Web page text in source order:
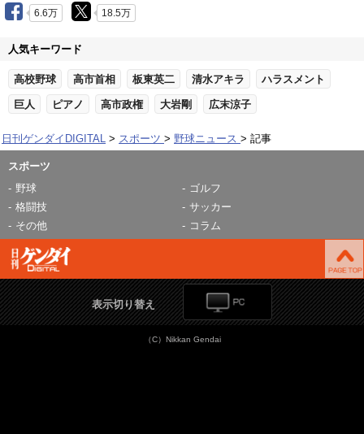
6.6万 18.5万
人気キーワード
高校野球 高市首相 板東英二 清水アキラ ハラスメント
巨人 ピアノ 高市政権 大岩剛 広末涼子
日刊ゲンダイDIGITAL スポーツ 野球ニュース 記事
スポーツ
野球
ゴルフ
格闘技
サッカー
その他
コラム
表示切り替え
（C）Nikkan Gendai